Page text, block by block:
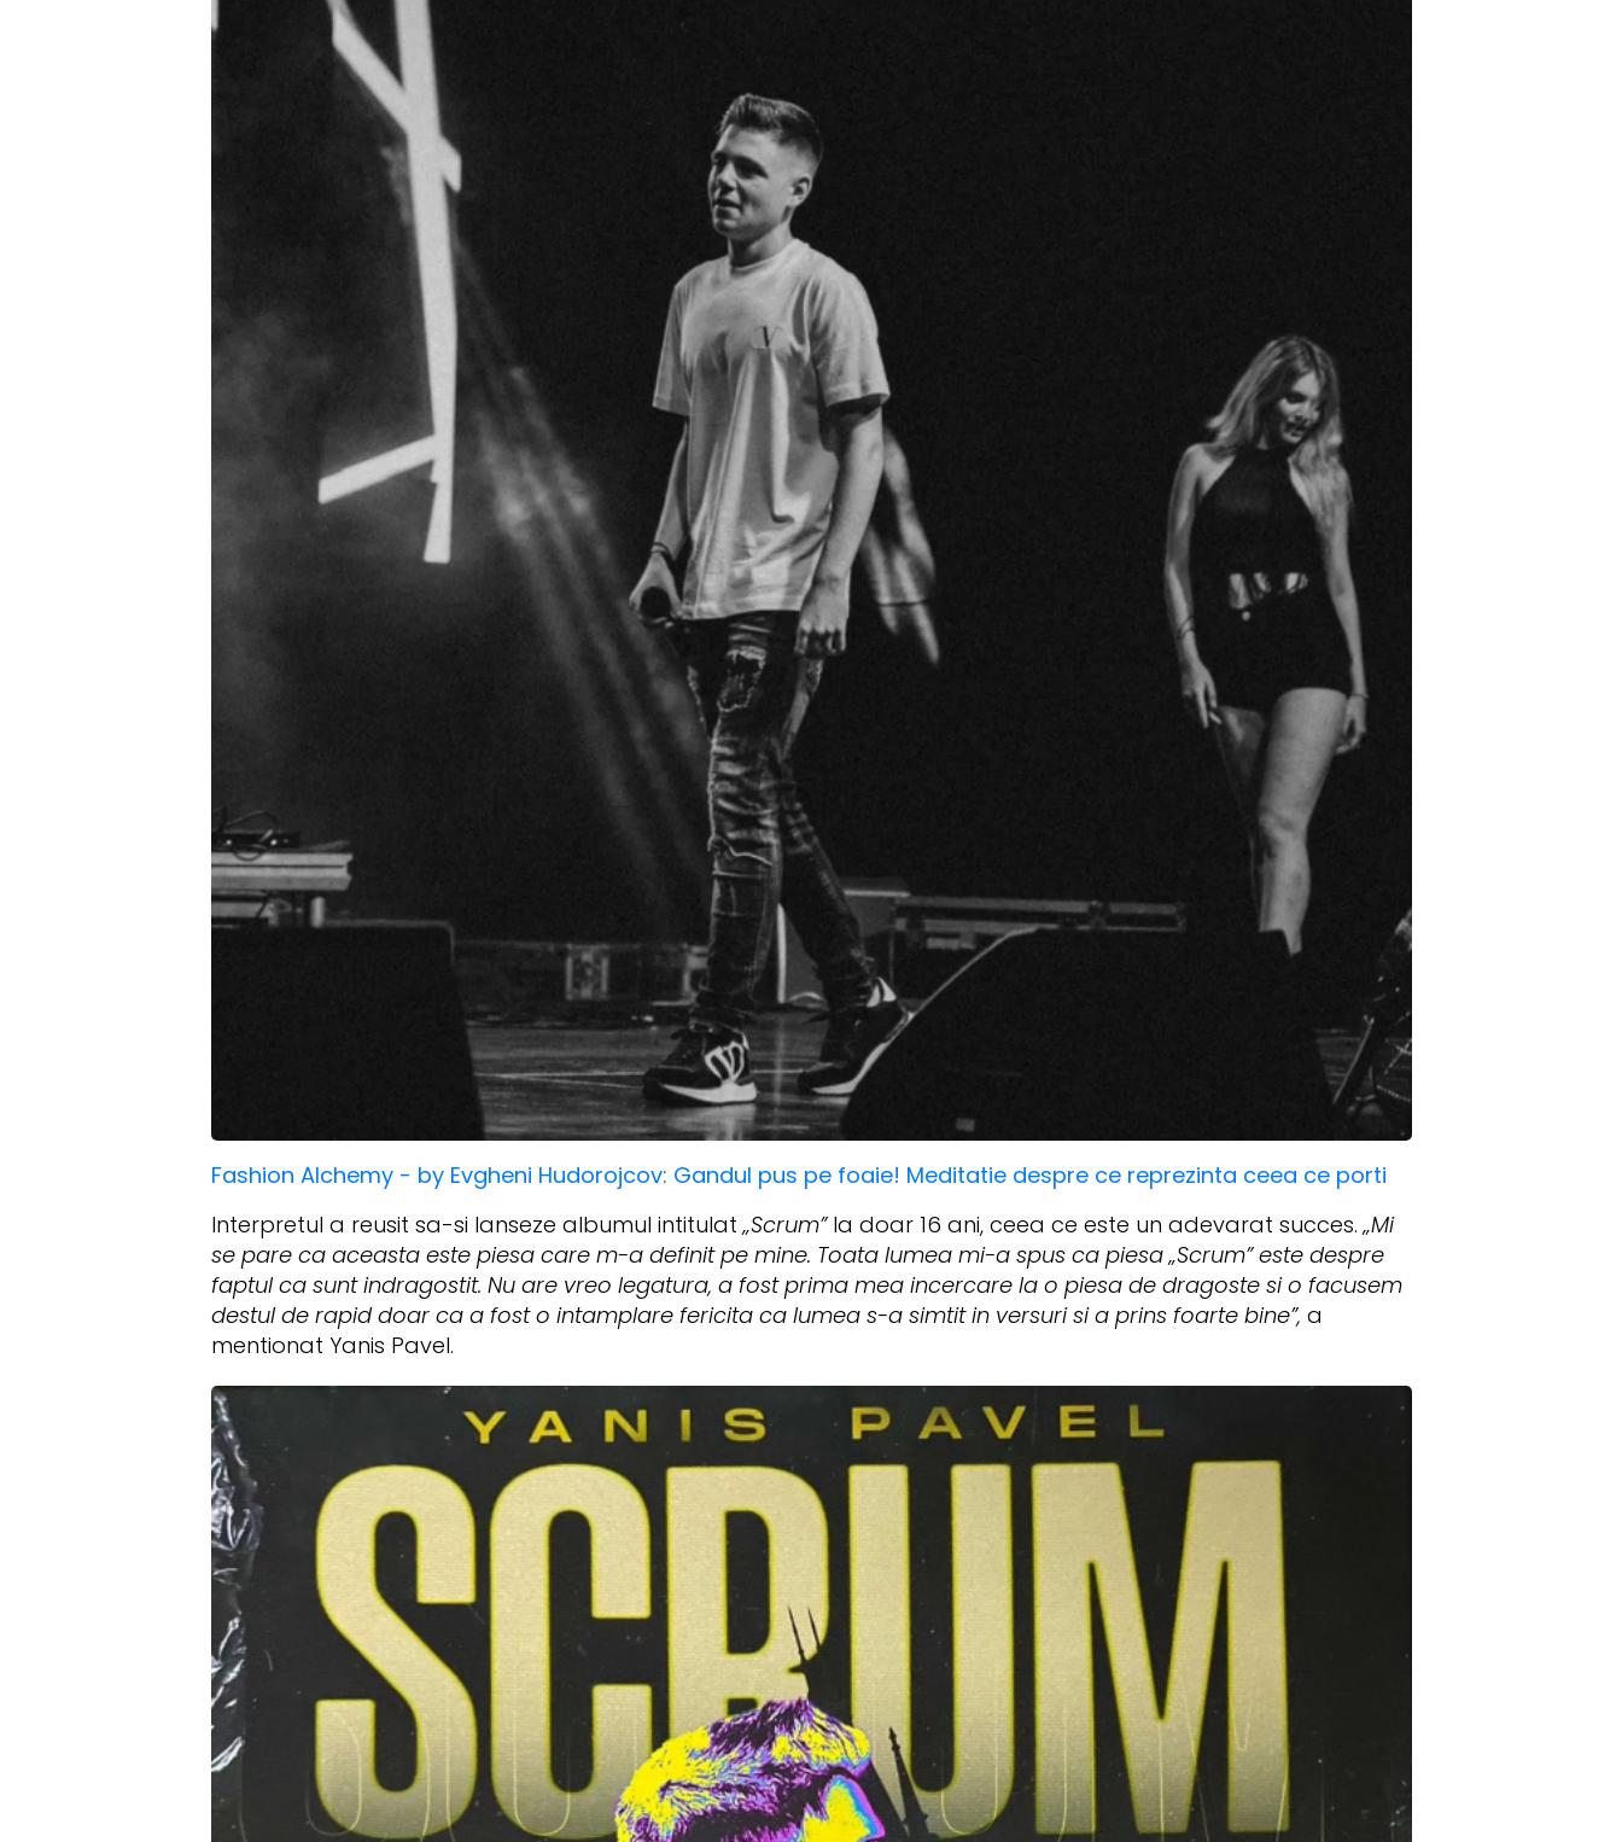
Fashion Alchemy - by Evgheni Hudorojcov: Gandul pus pe foaie! Meditatie despre ce reprezinta ceea ce porti
Interpretul a reusit sa-si lanseze albumul intitulat „Scrum” la doar 16 ani, ceea ce este un adevarat succes. „Mi
se pare ca aceasta este piesa care m-a definit pe mine. Toata lumea mi-a spus ca piesa „Scrum” este despre
faptul ca sunt indragostit. Nu are vreo legatura, a fost prima mea incercare la o piesa de dragoste si o facusem
destul de rapid doar ca a fost o intamplare fericita ca lumea s-a simtit in versuri si a prins foarte bine”, a
mentionat Yanis Pavel.